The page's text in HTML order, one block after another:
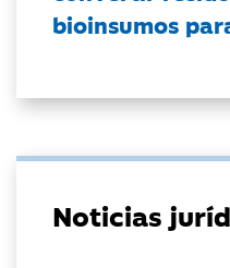
bioinsumos
Noticias